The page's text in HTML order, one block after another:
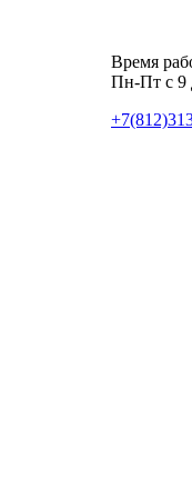
Время
Пн-Пт с 9